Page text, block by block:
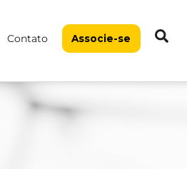
Contato Associe-se